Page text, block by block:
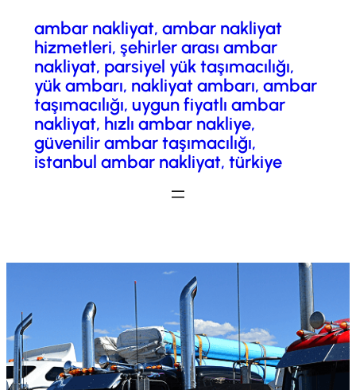
İçeriğeambar nakliyat, ambar nakliyat
hizmetleri, şehirler arası ambar
nakliyat, parsiyel yük taşımacılığı,
yük ambarı, nakliyat ambarı, ambar
taşımacılığı, uygun fiyatlı ambar
nakliyat, hızlı ambar nakliye,
güvenilir ambar taşımacılığı,
istanbul ambar nakliyat, türkiye